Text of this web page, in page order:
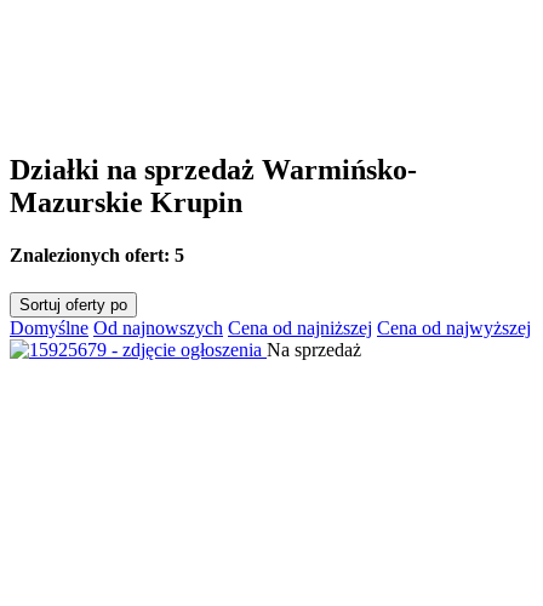
Działki na sprzedaż Warmińsko-
Mazurskie Krupin
Znalezionych ofert: 5
Sortuj oferty po
Domyślne Od najnowszych Cena od najniższej Cena od najwyższej
Na sprzedaż